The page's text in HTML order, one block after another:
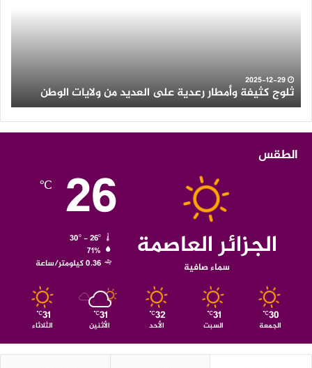
الوطن2025-12-29
ثلوج كثيفة وأمطار رعدية على العديد من ولايات الوطن
الطقس
الجزائر العاصمة
سماء صافية
26
℃
30º - 26º
71%
0.36 كيلومتر/ساعة
30
℃
الجمعة
31
℃
السبت
32
℃
الأحد
31
℃
الأثنين
31
℃
الثلاثاء